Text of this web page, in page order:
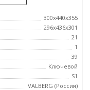
300x440x355
296х436х301
21
1
39
Ключевой
S1
VALBERG (Россия)